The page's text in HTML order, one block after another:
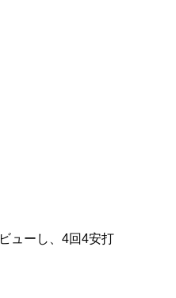
ューし、4回4安打